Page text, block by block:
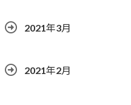
2021年3月
2021年2月